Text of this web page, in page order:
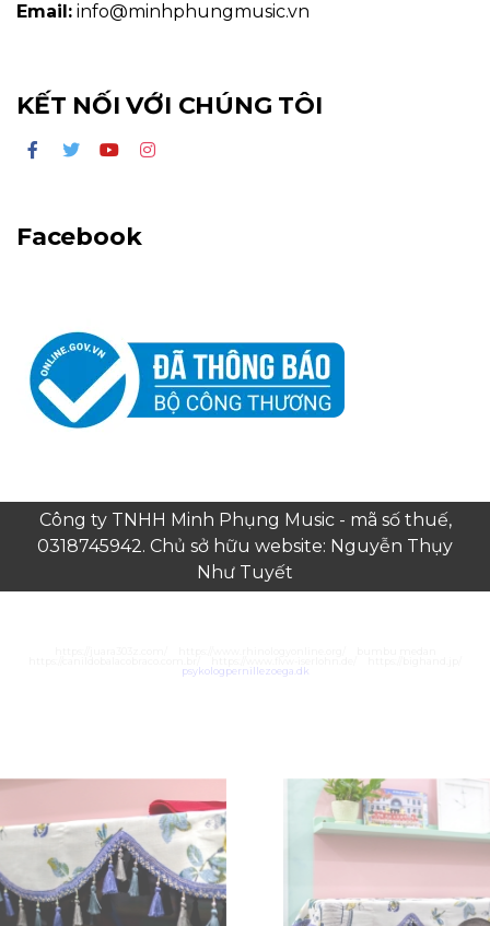
Email: info@minhphungmusic.vn
KẾT NỐI VỚI CHÚNG TÔI
Facebook
Công ty TNHH Minh Phụng Music - mã số thuế,
0318745942. Chủ sở hữu website: Nguyễn Thụy
Như Tuyết
psykologpernillezoega.dk